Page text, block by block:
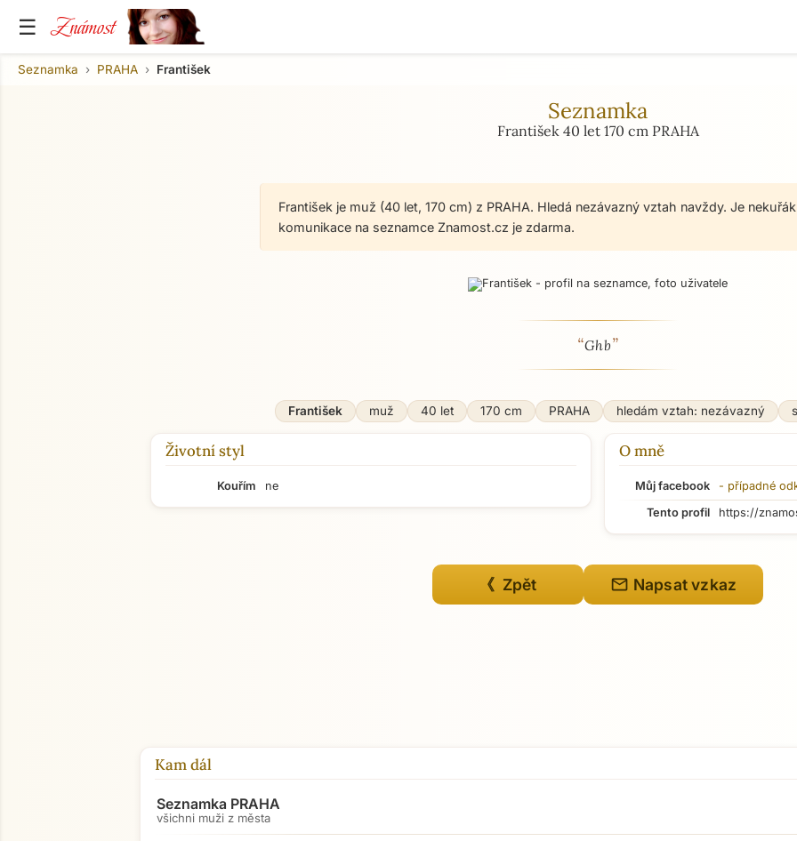
☰ Známost
Seznamka PRAHA František
Seznamka
František 40 let 170 cm PRAHA
František je muž (40 let, 170 cm) z PRAHA. Hledá nezávazný vztah navždy. Je
komunikace na seznamce Znamost.cz je zdarma.
“Ghb”
František muž 40 let 170 cm PRAHA hledám vztah: nezávazný
Životní styl
Kouřím ne
O mně
Můj facebook - případné
Tento profil
https://
《 Zpět mail Napsat vzkaz
Kam dál
Seznamka PRAHA
všichni muži z města